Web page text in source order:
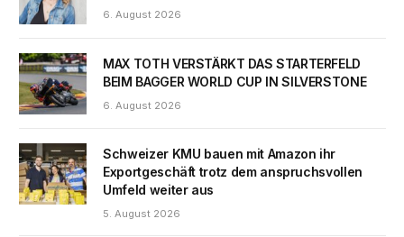
6. August 2026
MAX TOTH VERSTÄRKT DAS STARTERFELD
BEIM BAGGER WORLD CUP IN SILVERSTONE
6. August 2026
Schweizer KMU bauen mit Amazon ihr
Exportgeschäft trotz dem anspruchsvollen
Umfeld weiter aus
5. August 2026